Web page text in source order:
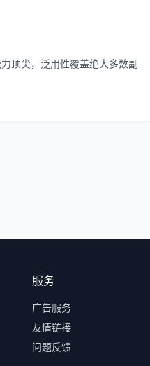
顶尖，泛用性覆盖绝大多数副
服务
广告服务
友情链接
问题反馈